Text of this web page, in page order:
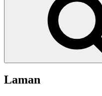
Laman